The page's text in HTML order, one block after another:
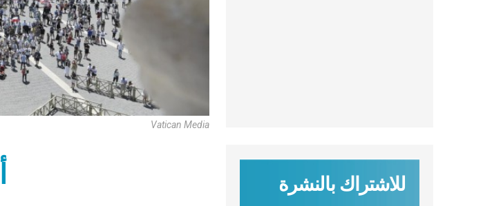
Vatican Media
للاشتراك بالنشرة